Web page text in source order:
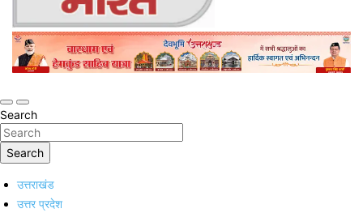
Jan Jan Ka Bharat
Online Trending Hindi News Website
Search
Search
उत्तराखंड
उत्तर प्रदेश